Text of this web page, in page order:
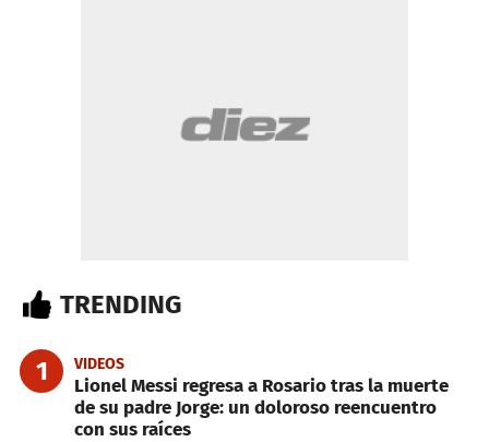
TRENDING
1 VIDEOS
Lionel Messi regresa a Rosario tras la muerte
de su padre Jorge: un doloroso reencuentro
con sus raíces